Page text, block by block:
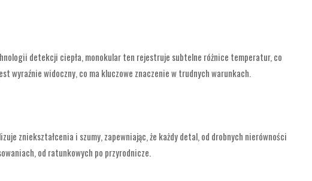
detekcji ciepła, monokular ten rejestruje subtelne różnice temperatur, co
wyraźnie widoczny, co ma kluczowe znaczenie w trudnych warunkach.
zniekształcenia i szumy, zapewniając, że każdy detal, od drobnych nierówności
od ratunkowych po przyrodnicze.